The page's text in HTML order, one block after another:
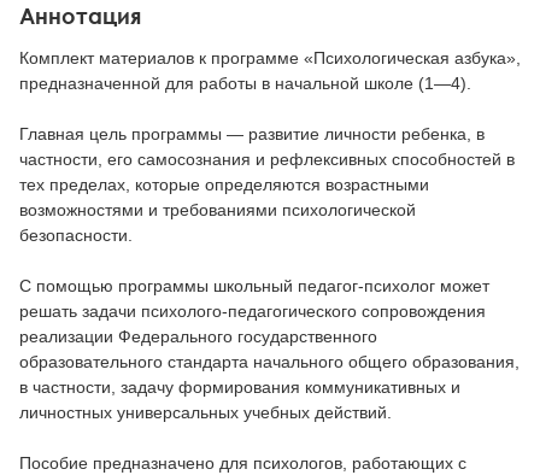
Аннотация
Комплект материалов к программе «Психологическая азбука»,
предназначенной для работы в начальной школе (1—4).
Главная цель программы — развитие личности ребенка, в
частности, его самосознания и рефлексивных способностей в
тех пределах, которые определяются возрастными
возможностями и требованиями психологической
безопасности.
С помощью программы школьный педагог-психолог может
решать задачи психолого-педагогического сопровождения
реализации Федерального государственного
образовательного стандарта начального общего образования,
в частности, задачу формирования коммуникативных и
личностных универсальных учебных действий.
Пособие предназначено для психологов, работающих с